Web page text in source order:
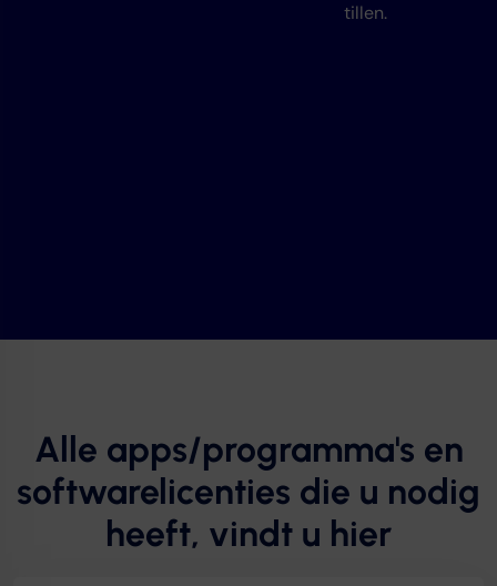
tillen.
Alle apps/programma's en
softwarelicenties die u nodig
heeft, vindt u hier